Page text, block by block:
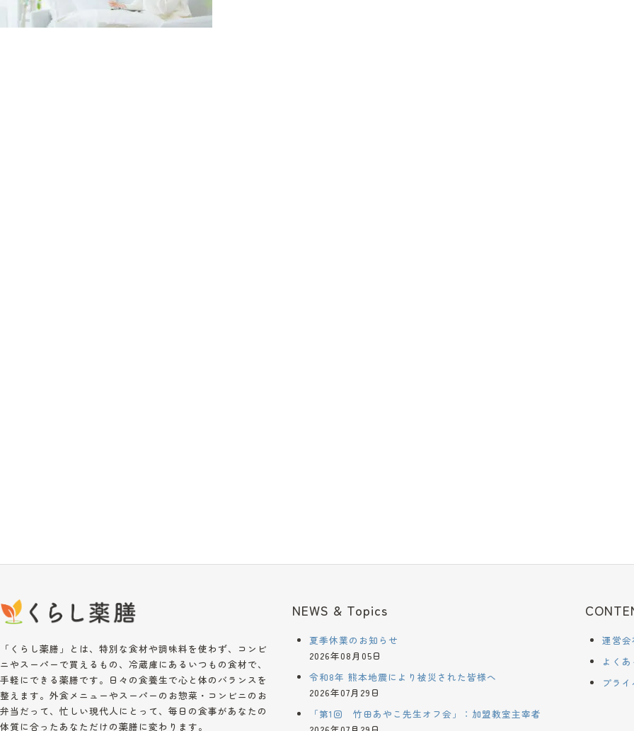
「くらし薬膳」とは、特別な食材や調味料を使わず、コンビ
ニやスーパーで買えるもの、冷蔵庫にあるいつもの食材で、
手軽にできる薬膳です。日々の食養生で心と体のバランスを
整えます。外食メニューやスーパーのお惣菜・コンビニのお
弁当だって、忙しい現代人にとって、毎日の食事があなたの
体質に合ったあなただけの薬膳に変わります。
NEWS & Topics
夏季休業のお知らせ
2026年08月05日
令和8年 熊本地震により被災された皆様へ
2026年07月29日
「第1回 竹田あやこ先生オフ会」：加盟教室主宰者
運営会
よく
プラ